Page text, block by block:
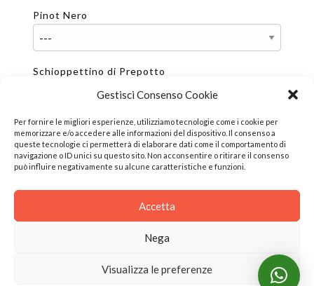
Gestisci Consenso Cookie
Per fornire le migliori esperienze, utilizziamo tecnologie come i cookie per
memorizzare e/o accedere alle informazioni del dispositivo. Il consenso a
queste tecnologie ci permetterà di elaborare dati come il comportamento di
navigazione o ID unici su questo sito. Non acconsentire o ritirare il consenso
può influire negativamente su alcune caratteristiche e funzioni.
Accetta
Nega
Visualizza le preferenze
Pinot Nero
Schioppettino di Prepotto
LINEA SPUMANTI
Blanc de Blancs Metodo classico. Vino Spumante
di Qualità
Dichiaro di aver letto laprivacy policy